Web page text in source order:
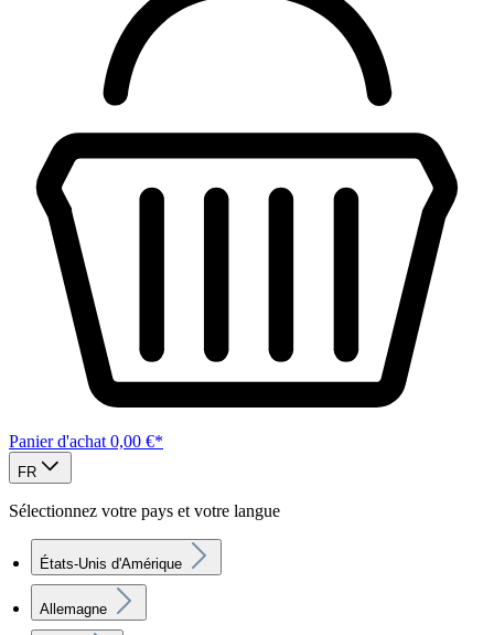
Panier d'achat 0,00 €*
FR
Sélectionnez votre pays et votre langue
États-Unis d'Amérique
Allemagne